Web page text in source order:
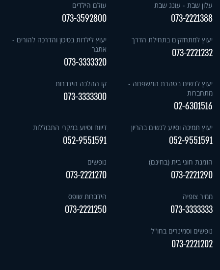
עלון שבת - עונג שבת
073-2221388
עולם הילדים
073-3592800
יעוץ למתחזקים בתחילת הדרך
073-2221232
יעוץ לילדות בסיכון והדרכה להורים -
אתגר
073-3333320
יעוץ לנשים בטהרת המשפחה -
מתחברות
02-6301516
קו ההלכה הידברות
073-3333300
יעוץ תמיכה וסיוע לנשים בהריון
052-9551591
דיווח וסיוע במקרי התבוללות
052-9551591
הזמנת חוגי בית (בחינם)
073-2221290
נופשים
073-2221270
ממיר צופיה
073-3333333
הידברות שופס
073-2221250
נופשים וסמינרים בחו"ל
073-2221202